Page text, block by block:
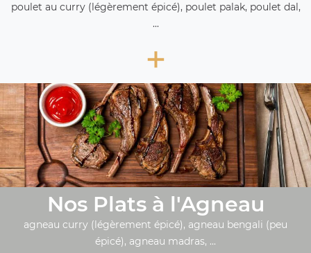
poulet au curry (légèrement épicé), poulet palak, poulet dal,
...
+
Nos Plats à l'Agneau
agneau curry (légèrement épicé), agneau bengali (peu
épicé), agneau madras, ...